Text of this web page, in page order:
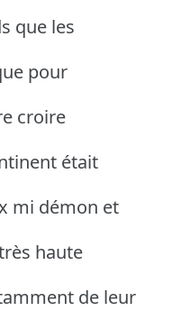
que les
pour
croire
était
mi démon et
haute
de leur